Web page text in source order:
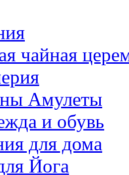
чайная
Амулеты
и обувь
для дома
Йога